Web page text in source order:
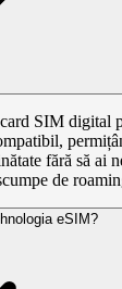
SIM digital
fără să ai
de
eSIM?